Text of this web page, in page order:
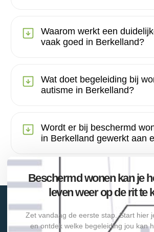
Waarom werkt een
vaak goed in Berkelland?
Wat doet begeleiding bij
autisme in Berkelland?
Wordt er bij beschermd
in Berkelland gewerkt aan
Beschermd wonen kan je
leven weer op de rit te
Zet vandaag de eerste stap. Start hier
en ontdek welke begeleiding jou kan